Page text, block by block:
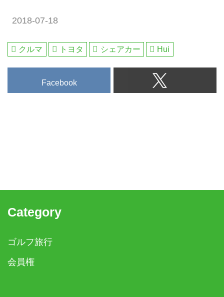
2018-07-18
クルマ トヨタ シェアカー Hui
Facebook
Category
ゴルフ旅行
会員権